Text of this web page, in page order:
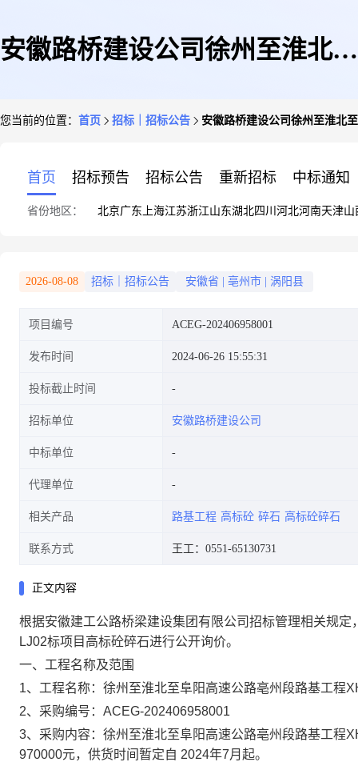
安徽路桥建设公司徐州至淮北至
价采购公告标段1采购公告
您当前的位置： 首页 招标｜招标公告 安徽路桥建设公司徐州至淮北
首页 招标预告 招标公告 重新招标 中标通知
省份地区： 北京广东 上海江苏浙江山东湖北四川 河北河南天津山
2026-08-08 招标｜招标公告 安徽省 亳州市 涡阳县
项目编号 ACEG-202406958001
发布时间 2024-06-26 15:55:31
投标截止时间
招标单位 安徽路桥建设公司
中标单位
代理单位
相关产品 路基工程 高标砼 碎石 高标砼碎石
联系方式 王工：0551-65130731
正文内容
根据安徽建工公路桥梁建设集团有限公司招标管理相关规定
LJ02标项目高标砼碎石进行公开询价。
一、工程名称及范围
1、工程名称： 徐州至淮北至阜阳高速公路亳州段路基工程
2、采购编号 ： ACEG-202406958001
3、采购内容：徐州至淮北至阜阳高速公路亳州段路基工程
970000元，供货时间暂定自 2024年7月 起。